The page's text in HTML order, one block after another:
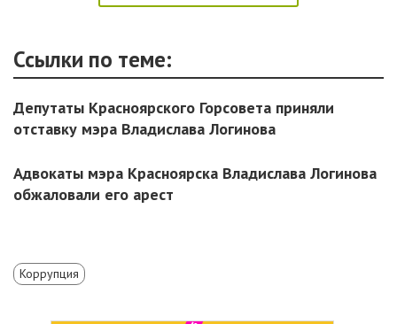
Ссылки по теме:
Депутаты Красноярского Горсовета приняли
отставку мэра Владислава Логинова
Адвокаты мэра Красноярска Владислава Логинова
обжаловали его арест
Коррупция